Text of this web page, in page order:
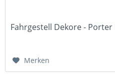
Fahrgestell Dekore - Porter
Merken